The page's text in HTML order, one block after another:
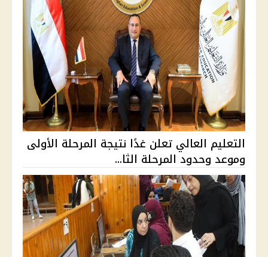
التعليم العالي تعلن غدًا نتيجة المرحلة الأولى
وموعد وحدود المرحلة الثا...